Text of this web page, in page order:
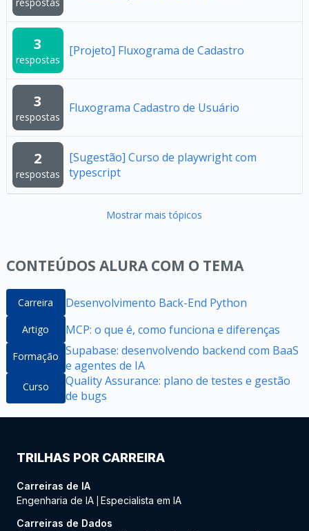
3
respostas
[Projeto] Fluxograma de Cadastro
3
respostas
Fluxograma Cadastro de Usuário
2
respostas
[Sugestão] Curso de playwright com
typescript
Mostrar mais tópicos
CONTEÚDOS ALURA COM O TEMA
Carreira Desenvolvimento Back-End Python
Artigo MCP: o que é, como funciona e diferenças
Formação Supabase: desenvolvendo backend com BaaS
e agentes de IA
Curso
Quality Assurance: plano de testes e gestão
de bugs
TRILHAS POR CARREIRA
Carreiras de IA
Engenharia de IA Especialista em IA
Carreiras de Dados